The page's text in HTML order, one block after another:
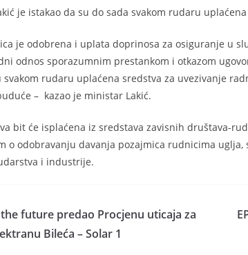
je istakao da su do sada svakom rudaru
je odobrena i uplata doprinosa za osiguranje u
odnos sporazumnim prestankom i otkazom
svakom rudaru uplaćena sredstva za uvezivanje
– kazao je ministar Lakić.
bit će isplaćena iz sredstava zavisnih društava-
o odobravanju davanja pozajmica rudnicima uglja,
i industrije.
future predao Procjenu uticaja za
Bileća – Solar 1